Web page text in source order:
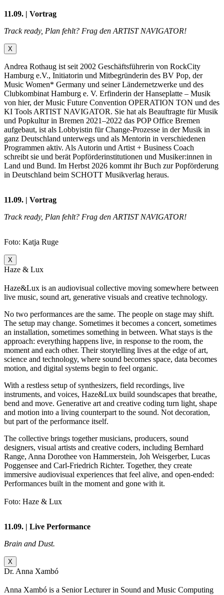
11.09. | Vortrag
Track ready, Plan fehlt? Frag den ARTIST NAVIGATOR!
X
Andrea Rothaug ist seit 2002 Geschäftsführerin von RockCity
Hamburg e.V., Initiatorin und Mitbegründerin des BV Pop, der
Music Women* Germany und seiner Ländernetzwerke und des
Clubkombinat Hamburg e. V. Erfinderin der Hanseplatte – Musik
von hier, der Music Future Convention OPERATION TON und des
KI Tools ARTIST NAVIGATOR. Sie hat als Beauftragte für Musik
und Popkultur in Bremen 2021–2022 das POP Office Bremen
aufgebaut, ist als Lobbyistin für Change-Prozesse in der Musik in
ganz Deutschland unterwegs und als Mentorin in verschiedenen
Programmen aktiv. Als Autorin und Artist + Business Coach
schreibt sie und berät Popförderinstitutionen und Musiker:innen in
Land und Bund. Im Herbst 2026 kommt ihr Buch zur Popförderung
in Deutschland beim SCHOTT Musikverlag heraus.
11.09. | Vortrag
Track ready, Plan fehlt? Frag den ARTIST NAVIGATOR!
Foto: Katja Ruge
X
Haze & Lux
Haze&Lux is an audiovisual collective moving somewhere between
live music, sound art, generative visuals and creative technology.
No two performances are the same. The people on stage may shift.
The setup may change. Sometimes it becomes a concert, sometimes
an installation, sometimes something in between. What stays is the
approach: everything happens live, in response to the room, the
moment and each other. Their storytelling lives at the edge of art,
science and technology, where sound becomes space, data becomes
motion, and digital systems begin to feel organic.
With a restless setup of synthesizers, field recordings, live
instruments, and voices, Haze&Lux build soundscapes that breathe,
bend and move. Generative art and creative coding turn light, shape
and motion into a living counterpart to the sound. Not decoration,
but part of the performance itself.
The collective brings together musicians, producers, sound
designers, visual artists and creative coders, including Bernhard
Range, Anna Dorothee von Hammerstein, Joh Weisgerber, Lucas
Poggensee and Carl-Friedrich Richter. Together, they create
immersive audiovisual experiences that feel alive, and open-ended:
Performances built in the moment and gone with it.
Foto: Haze & Lux
11.09. | Live Performance
Brain and Dust.
X
Dr. Anna Xambó
Anna Xambó is a Senior Lecturer in Sound and Music Computing